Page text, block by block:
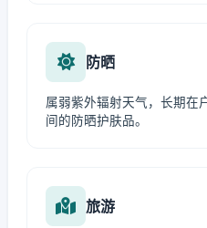
防晒
属弱紫外辐射天气，长期在
间的防晒护肤品。
旅游